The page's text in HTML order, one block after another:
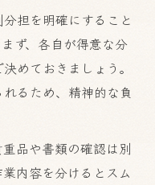
担を明確にすること
ず、各自が得意な分
めておきましょう。
るため、精神的な負
品や書類の確認は別
内容を分けるとスム